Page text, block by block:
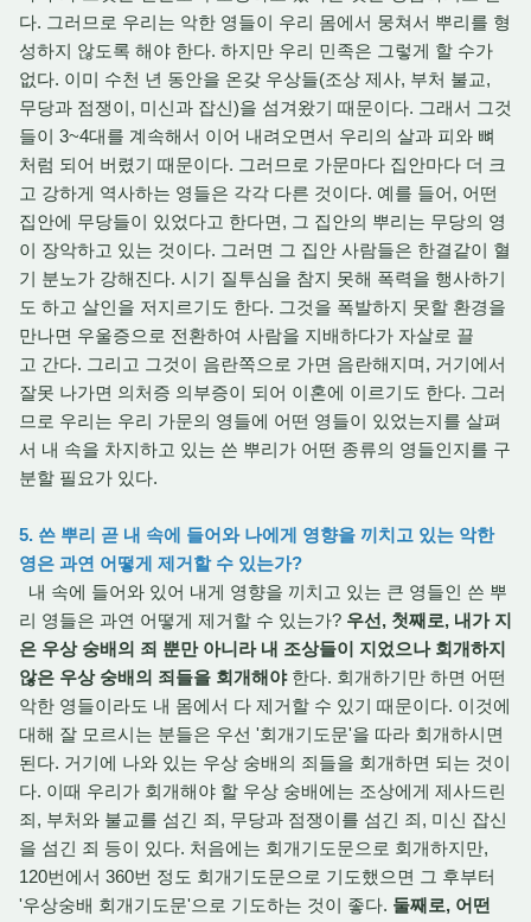
다. 그러므로 우리는 악한 영들이 우리 몸에서 뭉쳐서 뿌리를 형
성하지 않도록 해야 한다. 하지만 우리 민족은 그렇게 할 수가
없다. 이미 수천 년 동안을 온갖 우상들(조상 제사, 부처 불교,
무당과 점쟁이, 미신과 잡신)을 섬겨왔기 때문이다. 그래서 그것
들이 3~4대를 계속해서 이어 내려오면서 우리의 살과 피와 뼈
처럼 되어 버렸기 때문이다. 그러므로 가문마다 집안마다 더 크
고 강하게 역사하는 영들은 각각 다른 것이다. 예를 들어, 어떤
집안에 무당들이 있었다고 한다면, 그 집안의 뿌리는 무당의 영
이 장악하고 있는 것이다. 그러면 그 집안 사람들은 한결같이 혈
기 분노가 강해진다. 시기 질투심을 참지 못해 폭력을 행사하기
도 하고 살인을 저지르기도 한다. 그것을 폭발하지 못할 환경을
만나면 우울증으로 전환하여 사람을 지배하다가 자살로 끌
고 간다. 그리고 그것이 음란쪽으로 가면 음란해지며, 거기에서
잘못 나가면 의처증 의부증이 되어 이혼에 이르기도 한다. 그러
므로 우리는 우리 가문의 영들에 어떤 영들이 있었는지를 살펴
서 내 속을 차지하고 있는 쓴 뿌리가 어떤 종류의 영들인지를 구
분할 필요가 있다.
5. 쓴 뿌리 곧 내 속에 들어와 나에게 영향을 끼치고 있는 악한
영은 과연 어떻게 제거할 수 있는가?
내 속에 들어와 있어 내게 영향을 끼치고 있는 큰 영들인 쓴 뿌
리 영들은 과연 어떻게 제거할 수 있는가? 우선, 첫째로, 내가 지
은 우상 숭배의 죄 뿐만 아니라 내 조상들이 지었으나 회개하지
않은 우상 숭배의 죄들을 회개해야한다. 회개하기만 하면 어떤
악한 영들이라도 내 몸에서 다 제거할 수 있기 때문이다. 이것에
대해 잘 모르시는 분들은 우선 '회개기도문'을 따라 회개하시면
된다. 거기에 나와 있는 우상 숭배의 죄들을 회개하면 되는 것이
다. 이때 우리가 회개해야 할 우상 숭배에는 조상에게 제사드린
죄, 부처와 불교를 섬긴 죄, 무당과 점쟁이를 섬긴 죄, 미신 잡신
을 섬긴 죄 등이 있다. 처음에는 회개기도문으로 회개하지만,
120번에서 360번 정도 회개기도문으로 기도했으면 그 후부터
'우상숭배 회개기도문'으로 기도하는 것이 좋다. 둘째로, 어떤